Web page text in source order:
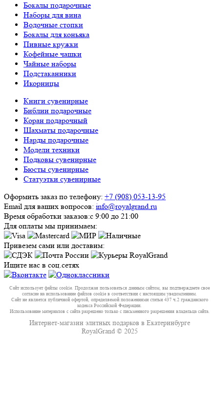
Бокалы подарочные
Наборы для вина
Водочные стопки
Бокалы для коньяка
Пивные кружки
Кофейные чашки
Чайные наборы
Подстаканники
Икорницы
Книги сувенирные
Библии подарочные
Коран подарочный
Шахматы подарочные
Нарды подарочные
Модели техники
Подковы сувенирные
Бюсты сувенирные
Статуэтки сувенирные
Оформить заказ по телефону: +7 (908) 053-13-95
Email для ваших вопросов: info@royalgrand.ru
Время обработки заказов:с 9:00 до 21:00
Для оплаты мы принимаем:
Привезем сами или доставим:
Ищите нас в соц.сетях
Сайт использует файлы cookie. Продолжая пользоваться данным сайтом, вы подтверждаете свое
согласие на использование файлов cookie в соответствии с настоящим уведомлением.
Сайт не является публичной офертой, определяемой положениями статьи 437 ч.2 гражданского
кодекса Российской Федерации.
Использование материалов с сайта разрешено только с письменного разрешения владельца сайта.
Интернет-магазин элитных подарков в Екатеринбурге
RoyalGrand © 2025